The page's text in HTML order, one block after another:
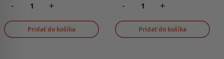
- +
Pridať do košíka
- +
Pridať do košíka